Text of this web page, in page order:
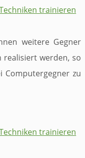
trainieren
weitere Gegner
werden, so
Computergegner zu
trainieren